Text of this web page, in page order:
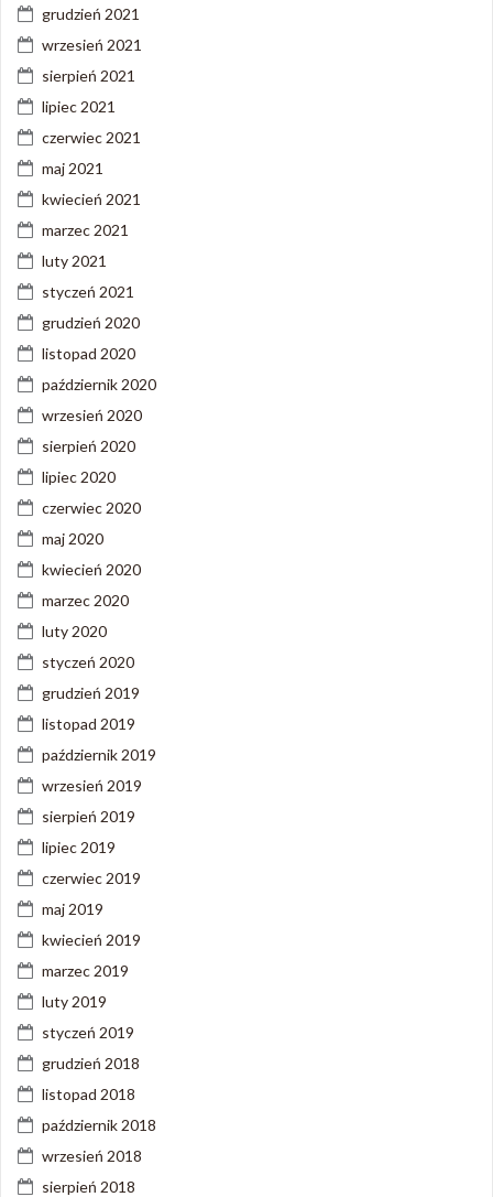
grudzień 2021
wrzesień 2021
sierpień 2021
lipiec 2021
czerwiec 2021
maj 2021
kwiecień 2021
marzec 2021
luty 2021
styczeń 2021
grudzień 2020
listopad 2020
październik 2020
wrzesień 2020
sierpień 2020
lipiec 2020
czerwiec 2020
maj 2020
kwiecień 2020
marzec 2020
luty 2020
styczeń 2020
grudzień 2019
listopad 2019
październik 2019
wrzesień 2019
sierpień 2019
lipiec 2019
czerwiec 2019
maj 2019
kwiecień 2019
marzec 2019
luty 2019
styczeń 2019
grudzień 2018
listopad 2018
październik 2018
wrzesień 2018
sierpień 2018